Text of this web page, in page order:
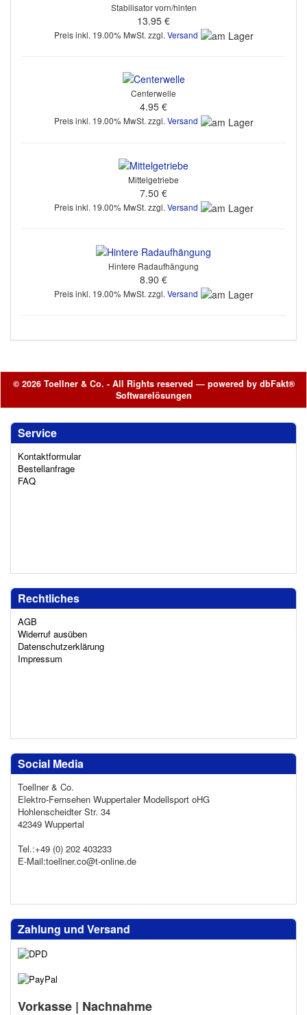
Stabilisator vorn/hinten
13.95 €
Preis inkl. 19.00% MwSt. zzgl. Versand
Centerwelle
4.95 €
Preis inkl. 19.00% MwSt. zzgl.Versand
Mittelgetriebe
7.50 €
Preis inkl. 19.00% MwSt. zzgl. Versand
Hintere Radaufhängung
8.90 €
Preis inkl. 19.00% MwSt. zzgl. Versand
© 2026 Toellner & Co. - All Rights reserved — powered by dbFakt®
Softwarelösungen
Service
Kontaktformular
Bestellanfrage
FAQ
Rechtliches
AGB
Widerruf ausüben
Datenschutzerklärung
Impressum
Social Media
Toellner & Co.
Elektro-Fernsehen Wuppertaler Modellsport oHG
Hohlenscheidter Str. 34
42349 Wuppertal
Tel.:+49 (0) 202 403233
E-Mail:toellner.co@t-online.de
Zahlung und Versand
Vorkasse | Nachnahme